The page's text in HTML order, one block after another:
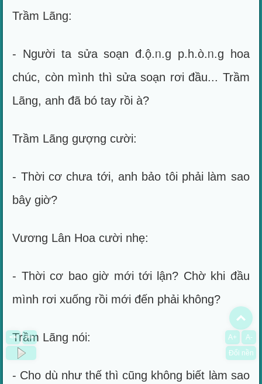
Trầm Lãng:
- Người ta sửa soạn đ.ộ.ᥒ.g p.h.ò.ᥒ.g hoa
chúc, còn mình thì sửa soạn rơi đầu... Trầm
Lãng, anh đã bó tay rồi à?
Trầm Lãng gượng cười:
- Thời cơ chưa tới, anh bảo tôi phải làm sao
bây giờ?
Vương Lân Hoa cười nhẹ:
- Thời cơ bao giờ mới tới lận? Chờ khi đầu
mình rơi xuống rồi mới đến phải không?
Trầm Lãng nói:
- Cho dù như thế thì cũng không biết làm sao
>>
<< A+
A-
Đổi nền